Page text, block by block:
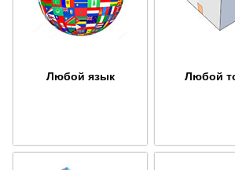
Любой язык Любой